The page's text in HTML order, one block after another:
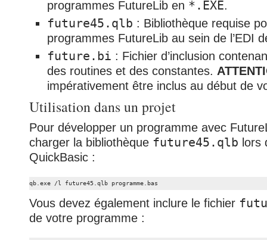
programmes FutureLib en *.EXE.
future45.qlb : Bibliothèque requise
programmes FutureLib au sein de l’EDI
future.bi : Fichier d’inclusion
des routines et des constantes.
impérativement être inclus au début de
Utilisation dans un projet
Pour développer un programme avec
charger la bibliothèque future45.qlb lors
QuickBasic :
qb.exe /l future45.qlb programme.bas
Vous devez également inclure le fichier
de votre programme :